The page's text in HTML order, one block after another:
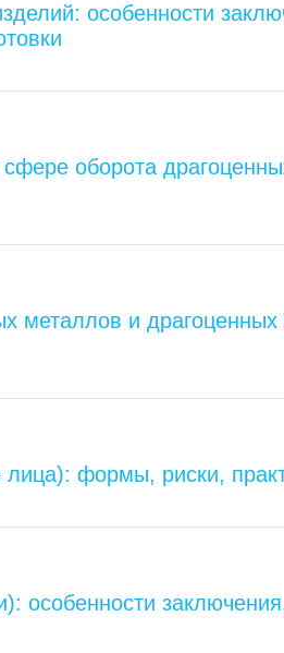
особенности
оборота
металлов и
формы, риски,
особенности